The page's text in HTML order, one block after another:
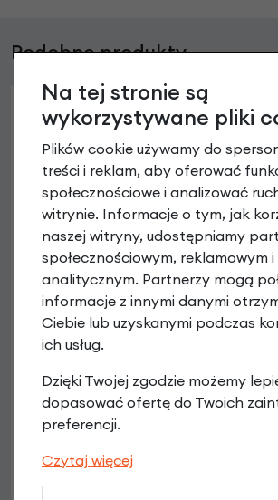
Podobne produkty
Na tej stronie są
wykorzystywane pliki
Plików cookie używamy do
treści i reklam, aby oferować
społecznościowe i analizować
witrynie. Informacje o tym, jak
naszej witryny, udostępniamy
społecznościowym, reklamowym i
analitycznym. Partnerzy mogą
informacje z innymi danymi
Ciebie lub uzyskanymi podczas
ich usług.
Dzięki Twojej zgodzie możemy
dopasować ofertę do Twoich
preferencji.
Czytaj więcej